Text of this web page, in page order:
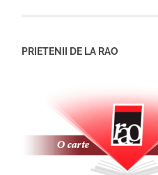
PRIETENII DE LA RAO